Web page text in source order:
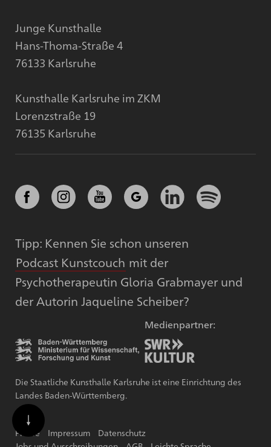
Junge Kunsthalle
Hans-Thoma-Straße 4
76133 Karlsruhe
Kunsthalle Karlsruhe im ZKM
Lorenzstraße 19
76135 Karlsruhe
Tipp: Kennen Sie schon unseren
Podcast Kunstcouch mit der
Psychotherapeutin Gloria Grabmayer und
der Autorin Jaqueline Scheiber?
Medienpartner:
Die Staatliche Kunsthalle Karlsruhe ist eine Einrichtung des
Landes Baden-Württemberg.
Presse Impressum
Datenschutz